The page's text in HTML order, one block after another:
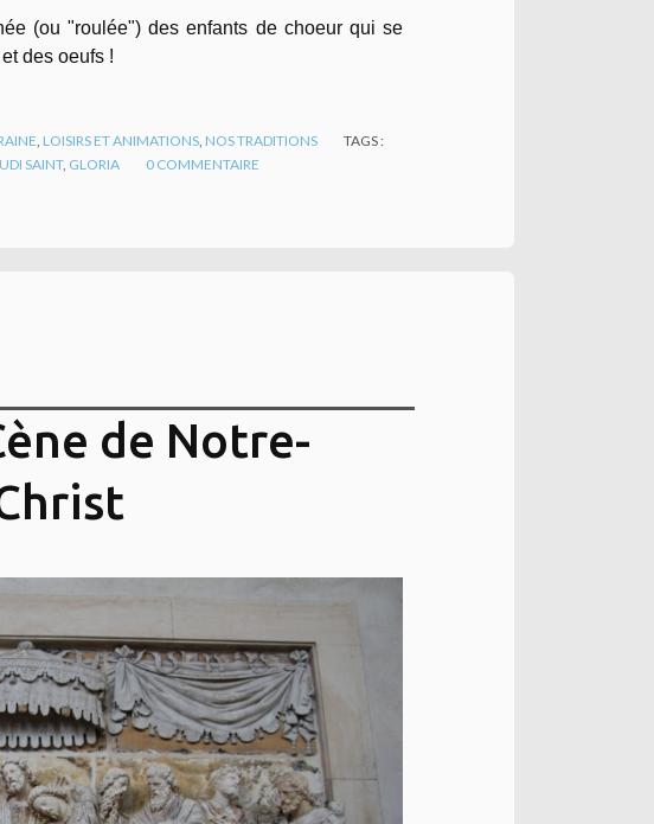
(ou "roulée") des enfants de choeur qui se
des oeufs !
, LOISIRS ET ANIMATIONS, NOS TRADITIONS
TAGS :
SAINT, GLORIA 0 COMMENTAIRE
de Notre-